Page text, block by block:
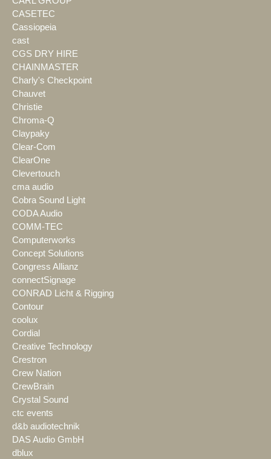
CASETEC
Cassiopeia
cast
CGS DRY HIRE
CHAINMASTER
Charly's Checkpoint
Chauvet
Christie
Chroma-Q
Claypaky
Clear-Com
ClearOne
Clevertouch
cma audio
Cobra Sound Light
CODA Audio
COMM-TEC
Computerworks
Concept Solutions
Congress Allianz
connectSignage
CONRAD Licht & Rigging
Contour
coolux
Cordial
Creative Technology
Crestron
Crew Nation
CrewBrain
Crystal Sound
ctc events
d&b audiotechnik
DAS Audio GmbH
dblux